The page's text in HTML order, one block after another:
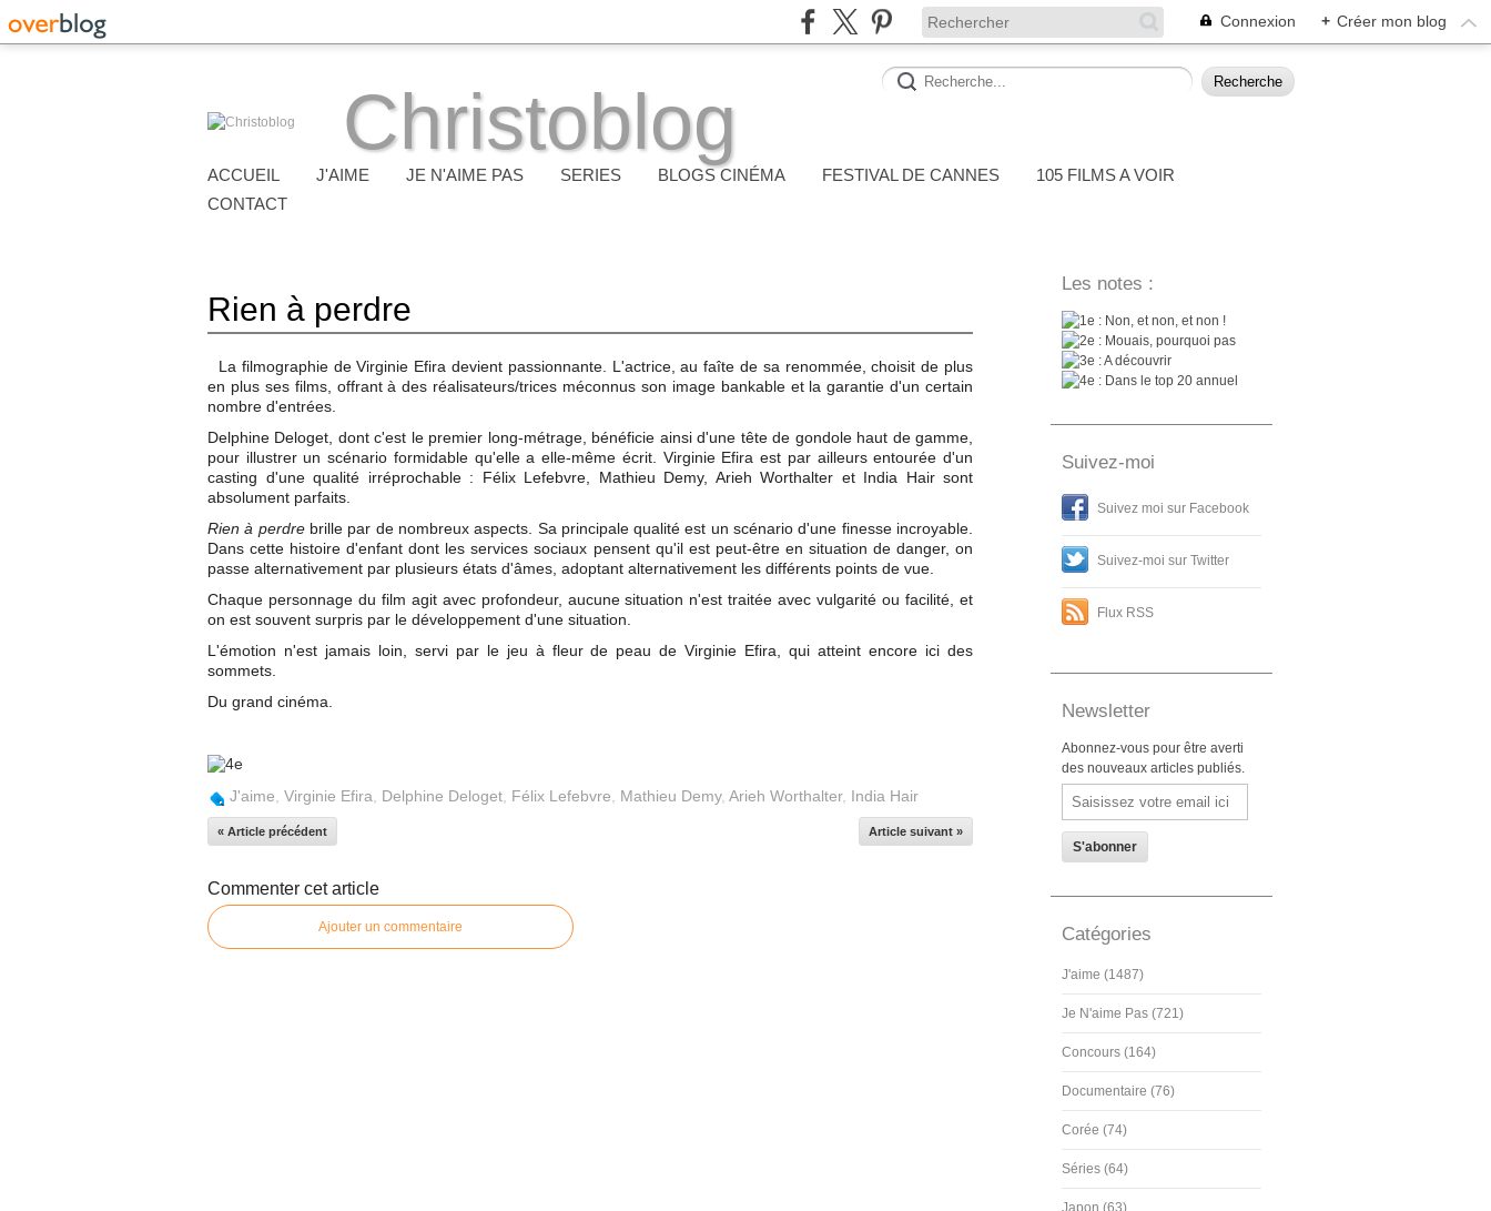
Connexion + Créer mon blog
Christoblog
ACCUEIL J'AIME JE N'AIME PAS SERIES BLOGS CINÉMA FESTIVAL DE CANNES
105 FILMS A VOIR
CONTACT
Rien à perdre
La filmographie de Virginie Efira devient passionnante. L'actrice, au faîte de sa renommée, choisit de plus
en plus ses films, offrant à des réalisateurs/trices méconnus son image bankable et la garantie d'un certain
nombre d'entrées.
Delphine Deloget, dont c'est le premier long-métrage, bénéficie ainsi d'une tête de gondole haut de gamme,
pour illustrer un scénario formidable qu'elle a elle-même écrit. Virginie Efira est par ailleurs entourée d'un
casting d'une qualité irréprochable : Félix Lefebvre, Mathieu Demy, Arieh Worthalter et India Hair sont
absolument parfaits.
Rien à perdrebrille par de nombreux aspects. Sa principale qualité est un scénario d'une finesse incroyable.
Dans cette histoire d'enfant dont les services sociaux pensent qu'il est peut-être en situation de danger, on
passe alternativement par plusieurs états d'âmes, adoptant alternativement les différents points de vue.
Chaque personnage du film agit avec profondeur, aucune situation n'est traitée avec vulgarité ou facilité, et
on est souvent surpris par le développement d'une situation.
L'émotion n'est jamais loin, servi par le jeu à fleur de peau de Virginie Efira, qui atteint encore ici des
sommets.
Du grand cinéma.
J'aime Virginie Efira Delphine Deloget Félix Lefebvre Mathieu Demy, Arieh Worthalter, India Hair
« Article précédent Article suivant »
Commenter cet article
Ajouter un commentaire
Les notes :
: Non, et non, et non !
: Mouais, pourquoi pas
: A découvrir
: Dans le top 20 annuel
Suivez-moi
Suivez moi sur Facebook
Suivez-moi sur Twitter
Flux RSS
Newsletter
Abonnez-vous pour être averti
des nouveaux articles publiés.
Email
Catégories
J'aime (1487)
Je N'aime Pas (721)
Concours (164)
Documentaire (76)
Corée (74)
Séries (64)
Japon (63)